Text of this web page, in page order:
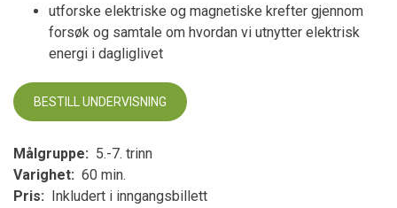
utforske elektriske og magnetiske krefter gjennom
forsøk og samtale om hvordan vi utnytter elektrisk
energi i dagliglivet
BESTILL UNDERVISNING
Målgruppe
5.-7. trinn
Varighet
60 min.
Pris
Inkludert i inngangsbillett